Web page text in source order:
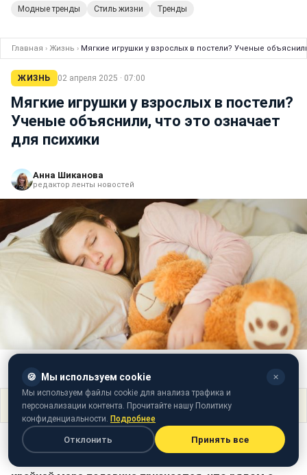
Модные тренды Стиль жизни Тренды
Главная › Жизнь › Мягкие игрушки у взрослых в постели? Ученые
ЖИЗНЬ 02 апреля 2025 · 07:00
Мягкие игрушки у взрослых в постели?
Ученые объяснили, что это означает
для психики
Анна Шиканова
редактор ленты новостей
Может ли мягкая игрушка в постели взрослого ему навредить? (фото:
Поделиться
О мягких игрушках в постели у взрослых обычно не
🍪 Мы используем cookie ✕
Мы используем файлы cookie для анализа трафика и
персонализации контента. Прочитайте нашу Политику
конфиденциальности. Подробнее
Отклонить Принять все